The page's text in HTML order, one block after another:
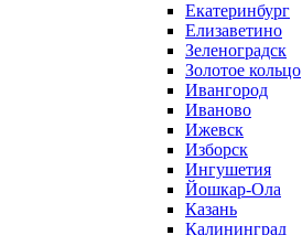
Екатеринбург
Елизаветино
Зеленоградск
Золотое кольцо
Ивангород
Иваново
Ижевск
Изборск
Ингушетия
Йошкар-Ола
Казань
Калининград